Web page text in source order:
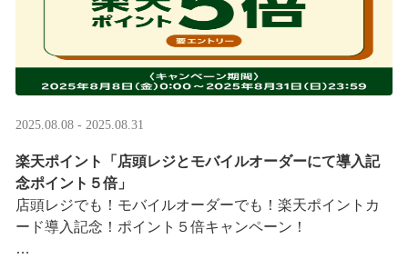
2025.08.08 - 2025.08.31
楽天ポイント「店頭レジとモバイルオーダーにて導入記
念ポイント５倍」
店頭レジでも！モバイルオーダーでも！楽天ポイントカ
ード導入記念！ポイント５倍キャンペーン！